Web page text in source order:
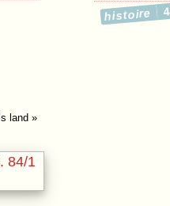
histoire
land »